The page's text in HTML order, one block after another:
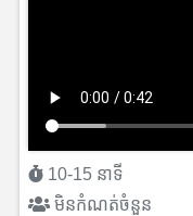
10-15 នាទី
មិនកំណត់ចំនួន